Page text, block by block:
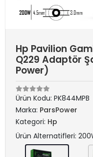
Hp Pavilion
Q229 Adaptör
Power)
Ürün Kodu: PK844MPB
Marka: ParsPower
Kategori: Hp
Ürün Alternatifleri: